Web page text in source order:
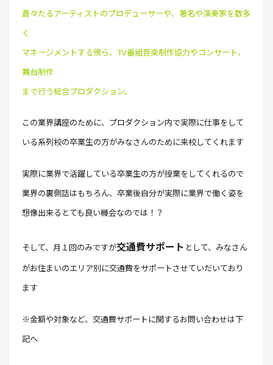
蒼々たるアーティストのプロデューサーや、著名や演奏家を数多
く
マネージメントする傍ら、TV番組音楽制作協力やコンサート、
舞台制作
まで行う総合プロダクション。
この業界講座のために、プロダクション内で実際に仕事をして
いる系列校の卒業生の方がみなさんのために来校してくれます
実際に業界で活躍している卒業生の方が授業をしてくれるので
業界の裏側話はもちろん、卒業後自分が実際に業界で働く姿を
想像出来るとても良い機会なのでは！？
そして、月１回のみですが交通費サポート として、みなさん
がお住まいのエリア別に交通費をサポートさせていだいており
ます
※金額や対象など、交通費サポートに関するお問い合わせは下
記へ